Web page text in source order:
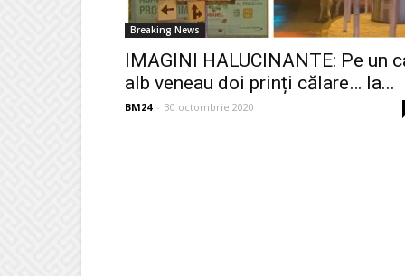
Breaking News
IMAGINI HALUCINANTE: Pe un
alb veneau doi prinți călare… la...
BM24 - 30 octombrie 2020